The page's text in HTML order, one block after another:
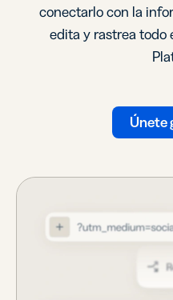
conectarlo con la
edita y rastrea todo
Únete